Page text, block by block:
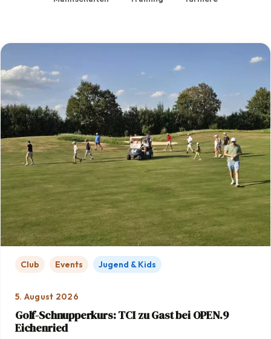
Club Events Jugend & Kids
5. August 2026
Golf-Schnupperkurs: TCI zu Gast bei OPEN.9
Eichenried